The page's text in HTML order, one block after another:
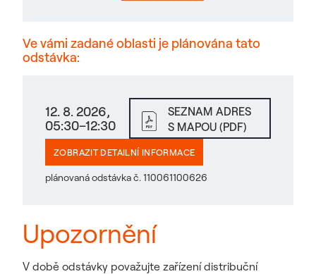
Ve vámi zadané oblasti je plánována tato
odstávka:
12. 8. 2026,
05:30–12:30
SEZNAM ADRES
S MAPOU (PDF)
ZOBRAZIT DETAILNÍ INFORMACE
plánovaná odstávka č. 110061100626
Upozornění
V době odstávky považujte zařízení distribuční